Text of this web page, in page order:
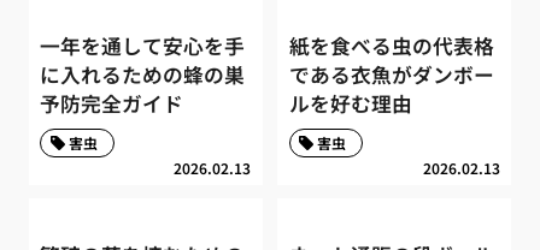
一年を通して安心を手
に入れるための蜂の巣
予防完全ガイド
2026.02.13
害虫
紙を食べる虫の代表格
である衣魚がダンボー
ルを好む理由
2026.02.13
害虫